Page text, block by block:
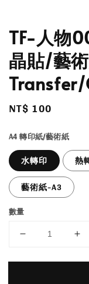
TF-人物
晶貼/藝
Regular
NT$ 100
A4 轉印紙/藝術紙
水轉印 熱
藝術紙-A3
數量